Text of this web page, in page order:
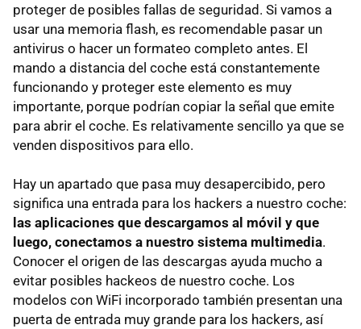
proteger de posibles fallas de seguridad. Si vamos a
usar una memoria flash, es recomendable pasar un
antivirus o hacer un formateo completo antes. El
mando a distancia del coche está constantemente
funcionando y proteger este elemento es muy
importante, porque podrían copiar la señal que emite
para abrir el coche. Es relativamente sencillo ya que se
venden dispositivos para ello.
Hay un apartado que pasa muy desapercibido, pero
significa una entrada para los hackers a nuestro coche:
las aplicaciones que descargamos al móvil y que
luego, conectamos a nuestro sistema multimedia.
Conocer el origen de las descargas ayuda mucho a
evitar posibles hackeos de nuestro coche. Los
modelos con WiFi incorporado también presentan una
puerta de entrada muy grande para los hackers, así